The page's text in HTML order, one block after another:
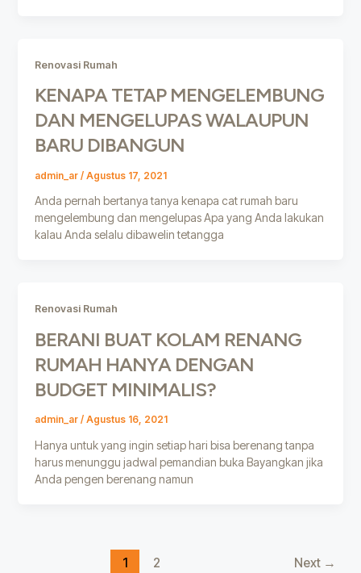
Renovasi Rumah
KENAPA TETAP MENGELEMBUNG
DAN MENGELUPAS WALAUPUN
BARU DIBANGUN
admin_ar / Agustus 17, 2021
Anda pernah bertanya tanya kenapa cat rumah baru
mengelembung dan mengelupas Apa yang Anda lakukan
kalau Anda selalu dibawelin tetangga
Renovasi Rumah
BERANI BUAT KOLAM RENANG
RUMAH HANYA DENGAN
BUDGET MINIMALIS?
admin_ar / Agustus 16, 2021
Hanya untuk yang ingin setiap hari bisa berenang tanpa
harus menunggu jadwal pemandian buka Bayangkan jika
Anda pengen berenang namun
1 2 Next →